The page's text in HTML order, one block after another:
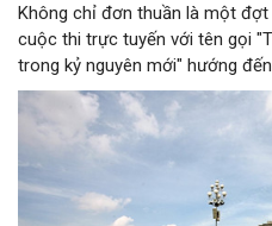
Không chỉ đơn thuần là một
cuộc thi trực tuyến với tên gọi
trong kỷ nguyên mới" hướng
chiến lược trong Nghị quyết số
thành niềm tin, thành nhận